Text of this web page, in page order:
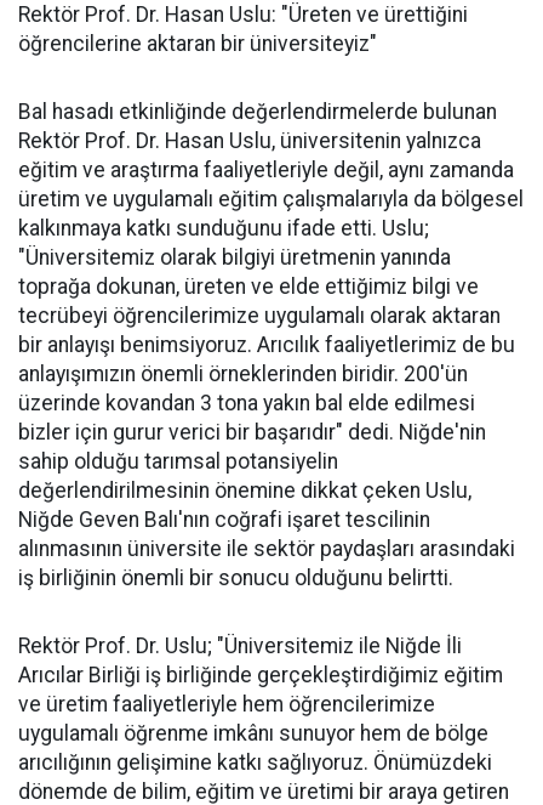
Rektör Prof. Dr. Hasan Uslu: "Üreten ve ürettiğini
öğrencilerine aktaran bir üniversiteyiz"
Bal hasadı etkinliğinde değerlendirmelerde bulunan
Rektör Prof. Dr. Hasan Uslu, üniversitenin yalnızca
eğitim ve araştırma faaliyetleriyle değil, aynı zamanda
üretim ve uygulamalı eğitim çalışmalarıyla da bölgesel
kalkınmaya katkı sunduğunu ifade etti. Uslu;
"Üniversitemiz olarak bilgiyi üretmenin yanında
toprağa dokunan, üreten ve elde ettiğimiz bilgi ve
tecrübeyi öğrencilerimize uygulamalı olarak aktaran
bir anlayışı benimsiyoruz. Arıcılık faaliyetlerimiz de bu
anlayışımızın önemli örneklerinden biridir. 200'ün
üzerinde kovandan 3 tona yakın bal elde edilmesi
bizler için gurur verici bir başarıdır" dedi. Niğde'nin
sahip olduğu tarımsal potansiyelin
değerlendirilmesinin önemine dikkat çeken Uslu,
Niğde Geven Balı'nın coğrafi işaret tescilinin
alınmasının üniversite ile sektör paydaşları arasındaki
iş birliğinin önemli bir sonucu olduğunu belirtti.
Rektör Prof. Dr. Uslu; "Üniversitemiz ile Niğde İli
Arıcılar Birliği iş birliğinde gerçekleştirdiğimiz eğitim
ve üretim faaliyetleriyle hem öğrencilerimize
uygulamalı öğrenme imkânı sunuyor hem de bölge
arıcılığının gelişimine katkı sağlıyoruz. Önümüzdeki
dönemde de bilim, eğitim ve üretimi bir araya getiren